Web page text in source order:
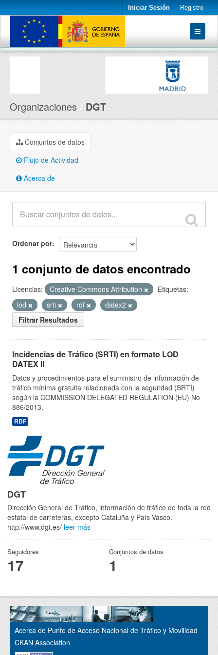
Iniciar Sesión Registro
Conjuntos de datos
Organizaciones DGT
Conjuntos de datos
Flujo de Actividad
Acerca de
Ordenar por
1 conjunto de datos encontrado
Licencias: Creative Commons Attribution
Etiquetas:
lod
srti rdf
datex2
Filtrar Resultados
Incidencias de Tráfico (SRTI) en formato LOD
DATEX II
Datos y procedimientos para el suministro de información de
tráfico mínima gratuita relacionada con la seguridad (SRTI)
según la COMMISSION DELEGATED REGULATION (EU) No
886/2013.
RDF
DGT
Dirección General de Tráfico, información de tráfico de toda la red
estatal de carreteras, excepto Cataluña y País Vasco.
http://www.dgt.es/ leer más
Seguidores
17
Conjuntos de datos
1
Acerca de Punto de Acceso Nacional de Tráfico y Movilidad
CKAN Association